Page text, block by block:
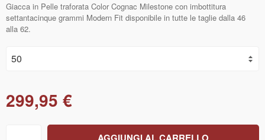
Giacca in Pelle traforata Color Cognac Milestone con imbottitura
settantacinque grammi Modern Fit disponibile in tutte le taglie dalla 46
alla 62.
299,95 €